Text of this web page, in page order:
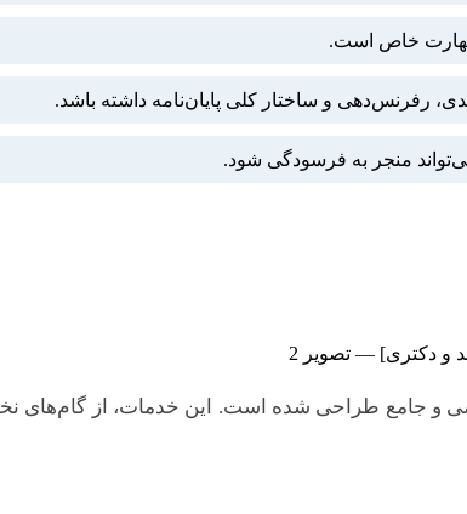
مهارت خاص است.
رفرنس‌دهی و ساختار کلی پایان‌نامه داشته باشد.
منجر به فرسودگی شود.
و جامع طراحی شده است. این خدمات، از گام‌های